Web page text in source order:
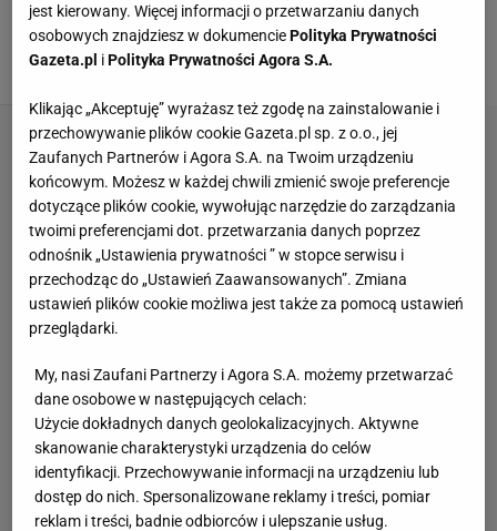
Londyn 2012. Jeśli głowa chce do raju...
Przemysław Iwańczyk,26 CZERWCA 2011, 18:37
jest kierowany. Więcej informacji o przetwarzaniu danych
osobowych znajdziesz w dokumenciePolityka Prywatności
Gazeta.pl iPolityka Prywatności Agora S.A.
Klikając „Akceptuję” wyrażasz też zgodę na zainstalowanie i
przechowywanie plików cookie Gazeta.pl sp. z o.o., jej
Zaufanych Partnerów i Agora S.A. na Twoim urządzeniu
końcowym. Możesz w każdej chwili zmienić swoje preferencje
dotyczące plików cookie, wywołując narzędzie do zarządzania
twoimi preferencjami dot. przetwarzania danych poprzez
odnośnik „Ustawienia prywatności ” w stopce serwisu i
przechodząc do „Ustawień Zaawansowanych”. Zmiana
ustawień plików cookie możliwa jest także za pomocą ustawień
przeglądarki.
My, nasi Zaufani Partnerzy i Agora S.A. możemy przetwarzać
dane osobowe w następujących celach:
Użycie dokładnych danych geolokalizacyjnych. Aktywne
skanowanie charakterystyki urządzenia do celów
identyfikacji. Przechowywanie informacji na urządzeniu lub
dostęp do nich. Spersonalizowane reklamy i treści, pomiar
reklam i treści, badnie odbiorców i ulepszanie usług.